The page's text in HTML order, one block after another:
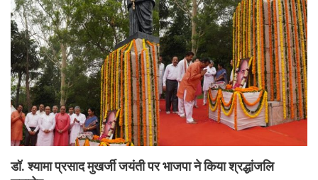
डॉ. श्यामा प्रसाद मुखर्जी जयंती पर भाजपा ने किया श्रद्धांजलि